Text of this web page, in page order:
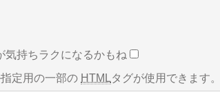
気持ちラクになるかもね
定用の一部の HTMLタグが使用できます